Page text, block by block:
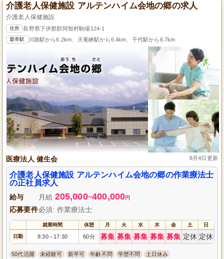
介護老人保健施設 アルテンハイム会地の郷の求人
介護老人保健施設
住所 長野県下伊那郡阿智村駒場124-1
最寄駅 川路駅から6.2km、天竜峡駅から6.4km、千代駅から6.7km
医療法人 健生会 8月4日更新
介護老人保健施設 アルテンハイム会地の郷の作業療法士
の正社員求人
給与 月給 205,000~400,000円
応募要件必須: 作業療法士
就業時間 休憩 月 火 水 木 金 土 日
日勤 8:30～ 17:30 60分 募集 募集 募集 募集 募集 定休 定休
50代活躍 未経験可 新卒可 年齢不問 学歴不問 土日休み